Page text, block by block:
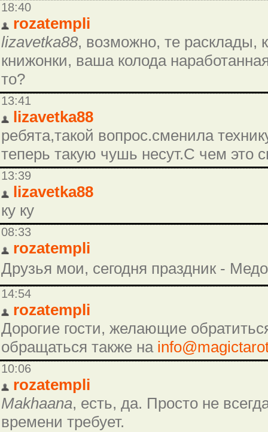
18:40
rozatempli
lizavetka88, возможно, те расклады,
книжонки, ваша колода
то?
13:41
lizavetka88
ребята,такой вопрос.сменила
теперь такую чушь несут.С чем это
13:39
lizavetka88
ку ку
08:33
rozatempli
Друзья мои, сегодня праздник -
14:54
rozatempli
Дорогие гости, желающие
обращаться также на
10:06
rozatempli
Makhaana, есть, да. Просто не
времени требует.